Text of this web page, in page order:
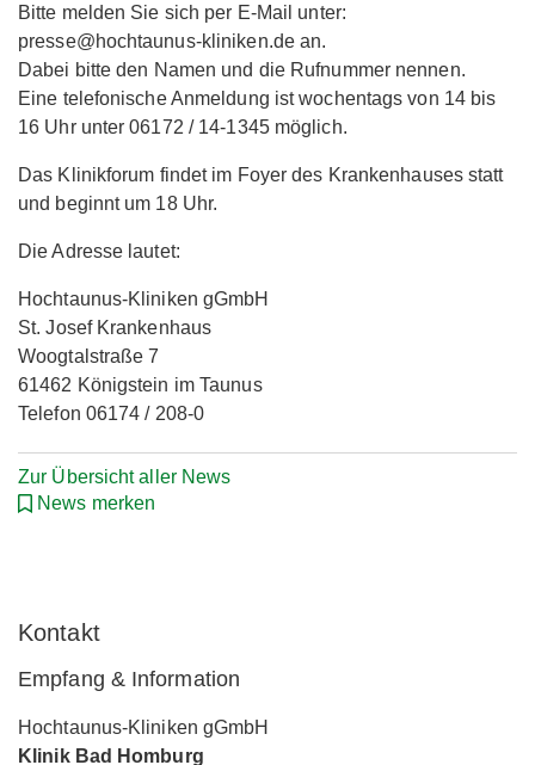
Bitte melden Sie sich per E-Mail unter:
presse@hochtaunus-kliniken.de an.
Dabei bitte den Namen und die Rufnummer nennen.
Eine telefonische Anmeldung ist wochentags von 14 bis
16 Uhr unter 06172 / 14-1345 möglich.
Das Klinikforum findet im Foyer des Krankenhauses statt
und beginnt um 18 Uhr.
Die Adresse lautet:
Hochtaunus-Kliniken gGmbH
St. Josef Krankenhaus
Woogtalstraße 7
61462 Königstein im Taunus
Telefon 06174 / 208-0
Zur Übersicht aller News
News merken
Kontakt
Empfang & Information
Hochtaunus-Kliniken gGmbH
Klinik Bad Homburg